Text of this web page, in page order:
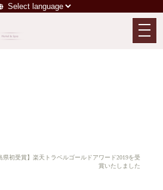
県初受賞】楽天トラベルゴールドアワード2019を受
賞いたしました